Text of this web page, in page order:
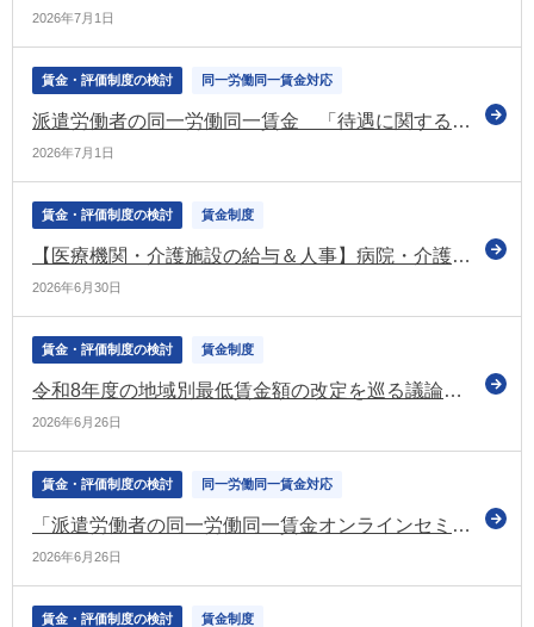
2026年7月1日
賃金・評価制度の検討 同一労働同一賃金対応
派遣労働者の同一労働同一賃金 「待遇に関する情報提供の例」「適正な派遣就業の確保等に関するQ＆A」などを公表（厚労省）
2026年7月1日
賃金・評価制度の検討 賃金制度
【医療機関・介護施設の給与＆人事】病院・介護施設の賃金制度改革実践ガイド
2026年6月30日
賃金・評価制度の検討 賃金制度
令和8年度の地域別最低賃金額の改定を巡る議論がスタート（中央最低賃金審議会など）
2026年6月26日
賃金・評価制度の検討 同一労働同一賃金対応
「派遣労働者の同一労働同一賃金オンラインセミナー ～労使協定作成実務～」を令和8年7月下旬に開催（東京労働局）
2026年6月26日
賃金・評価制度の検討 賃金制度